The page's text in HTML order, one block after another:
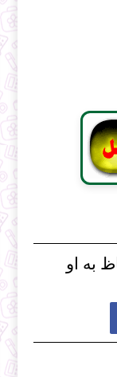
به او